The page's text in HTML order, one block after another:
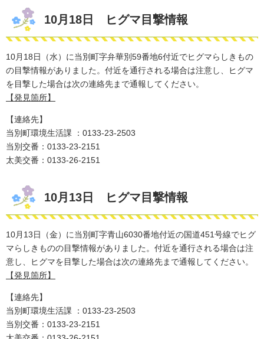
10月18日 ヒグマ目撃情報
10月18日（水）に当別町字弁華別59番地6付近でヒグマらしきもの
の目撃情報がありました。付近を通行される場合は注意し、ヒグマ
を​目撃した場合は次の連絡先まで通報してください。
【発見箇所】
【連絡先】
当別町環境生活課 ：0133-23-2503
​当別交番：0133-23-2151
太美交番：0133-26-2151
10月13日 ヒグマ目撃情報
10月13日（金）に当別町字青山6030番地付近の国道451号線でヒグ
マらしきものの目撃情報がありました。付近を通行される場合は注
意し、ヒグマを​目撃した場合は次の連絡先まで通報してください。
【発見箇所】
【連絡先】
当別町環境生活課 ：0133-23-2503
​当別交番：0133-23-2151